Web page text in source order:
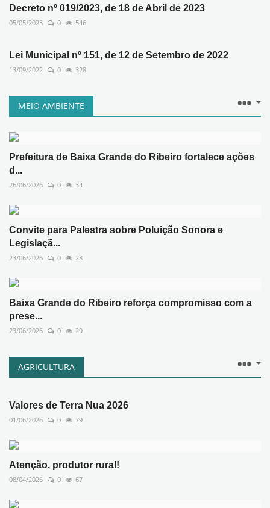
Decreto nº 019/2023, de 18 de Abril de 2023
05/05/2023 0 546
Lei Municipal nº 151, de 12 de Setembro de 2022
13/09/2022 0 328
MEIO AMBIENTE
Prefeitura de Baixa Grande do Ribeiro fortalece ações
d...
26/06/2026 0 34
Convite para Palestra sobre Poluição Sonora e
Legislaçã...
23/06/2026 0 28
Baixa Grande do Ribeiro reforça compromisso com a
prese...
23/06/2026 0 29
AGRICULTURA
Valores de Terra Nua 2026
01/06/2026 0 79
Atenção, produtor rural!
08/04/2026 0 67